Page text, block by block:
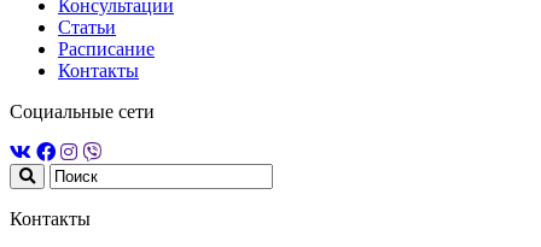
Консультации
Статьи
Расписание
Контакты
Социальные сети
Контакты